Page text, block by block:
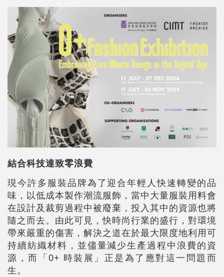
結合科技達致零浪費
現今許多服裝品牌為了迎合年輕人快速轉變的品
味，以低成本製作潮流服飾，當中大量服裝用料會
在設計及裁剪過程中被廢棄，投入其中的資源也將
隨之而去。由此可見，快時尚行業的盛行，對環境
帶來嚴重的傷害，解決之道在於最大限度地利用可
持續紡織材料，並儘量減少生產過程中浪費的資
源，而「0+ 時裝展」正是為了應對這一問題而
生。